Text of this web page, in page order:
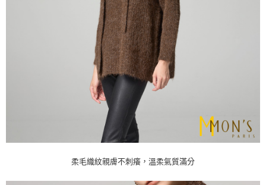
柔毛織紋親膚不刺癢，溫柔氣質滿分